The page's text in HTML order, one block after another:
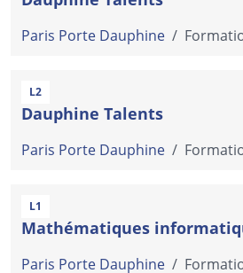
Paris Porte Dauphine /
L2
Dauphine Talents
Paris Porte Dauphine /
L1
Mathématiques
Paris Porte Dauphine /